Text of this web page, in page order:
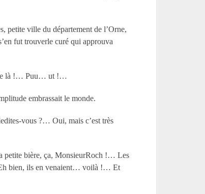
petite ville du département de l’Orne,
fut trouverle curé qui approuva
de là !… Puu… ut !…
embrassait le monde.
vous ?… Oui, mais c’est très
petite bière, ça, MonsieurRoch !… Les
bien, ils en venaient… voilà !… Et